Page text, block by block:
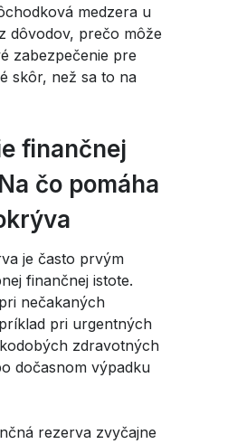
medzera u
dôvodov, prečo môže
zabezpečenie pre
skôr, než sa to na
finančnej
čo pomáha
je často prvým
finančnej istote.
nečakaných
pri urgentných
zdravotných
dočasnom výpadku
rezerva zvyčajne